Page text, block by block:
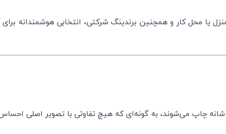
یا محل کار و همچنین برندینگ شرکتی، انتخابی هوشمندانه